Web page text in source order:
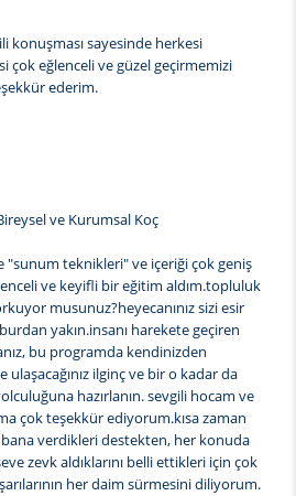
konuşması sayesinde herkesi
çok eğlenceli ve güzel geçirmemizi
ederim.
ve Kurumsal Koç
"sunum teknikleri" ve içeriği çok geniş
ve keyifli bir eğitim aldım.topluluk
musunuz?heyecanınız sizi esir
yakın.insanı harekete geçiren
bu programda kendinizden
ilginç ve bir o kadar da
hazırlanın. sevgili hocam ve
çok teşekkür ediyorum.kısa zaman
bana verdikleri destekten, her konuda
zevk aldıklarını belli ettikleri için çok
her daim sürmesini diliyorum.